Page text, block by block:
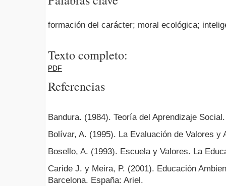
formación del carácter; moral ecológica;
Texto completo:
PDF
Referencias
Bandura. (1984). Teoría del Aprendizaje
Bolívar, A. (1995). La Evaluación de Valores y
Bosello, A. (1993). Escuela y Valores. La
Caride J. y Meira, P. (2001). Educación
Barcelona. España: Ariel.